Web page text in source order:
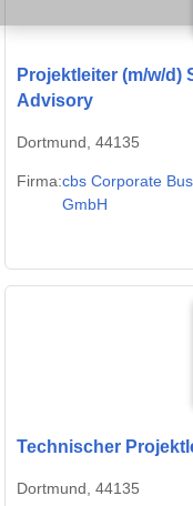
Projektleiter (m/w/d)
Advisory
Dortmund, 44135
Firma:cbs Corporate
GmbH
Technischer
Dortmund, 44135